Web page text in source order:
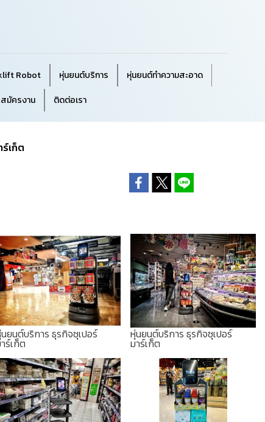
Robot หุ่นยนต์บริการ
หุ่นยนต์ทำความสะอาด
สมัครงาน ติดต่อเรา
เก็ต
ยนต์บริการ ธุรกิจซุเปอร์
ร์เก็ต
หุ่นยนต์บริการ ธุรกิจซุเปอร์
มาร์เก็ต